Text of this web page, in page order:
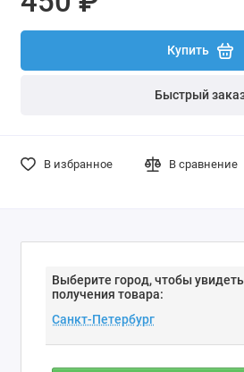
Купить
Быстрый
В избранное В сравнение
Выберите город, чтобы
получения товара: